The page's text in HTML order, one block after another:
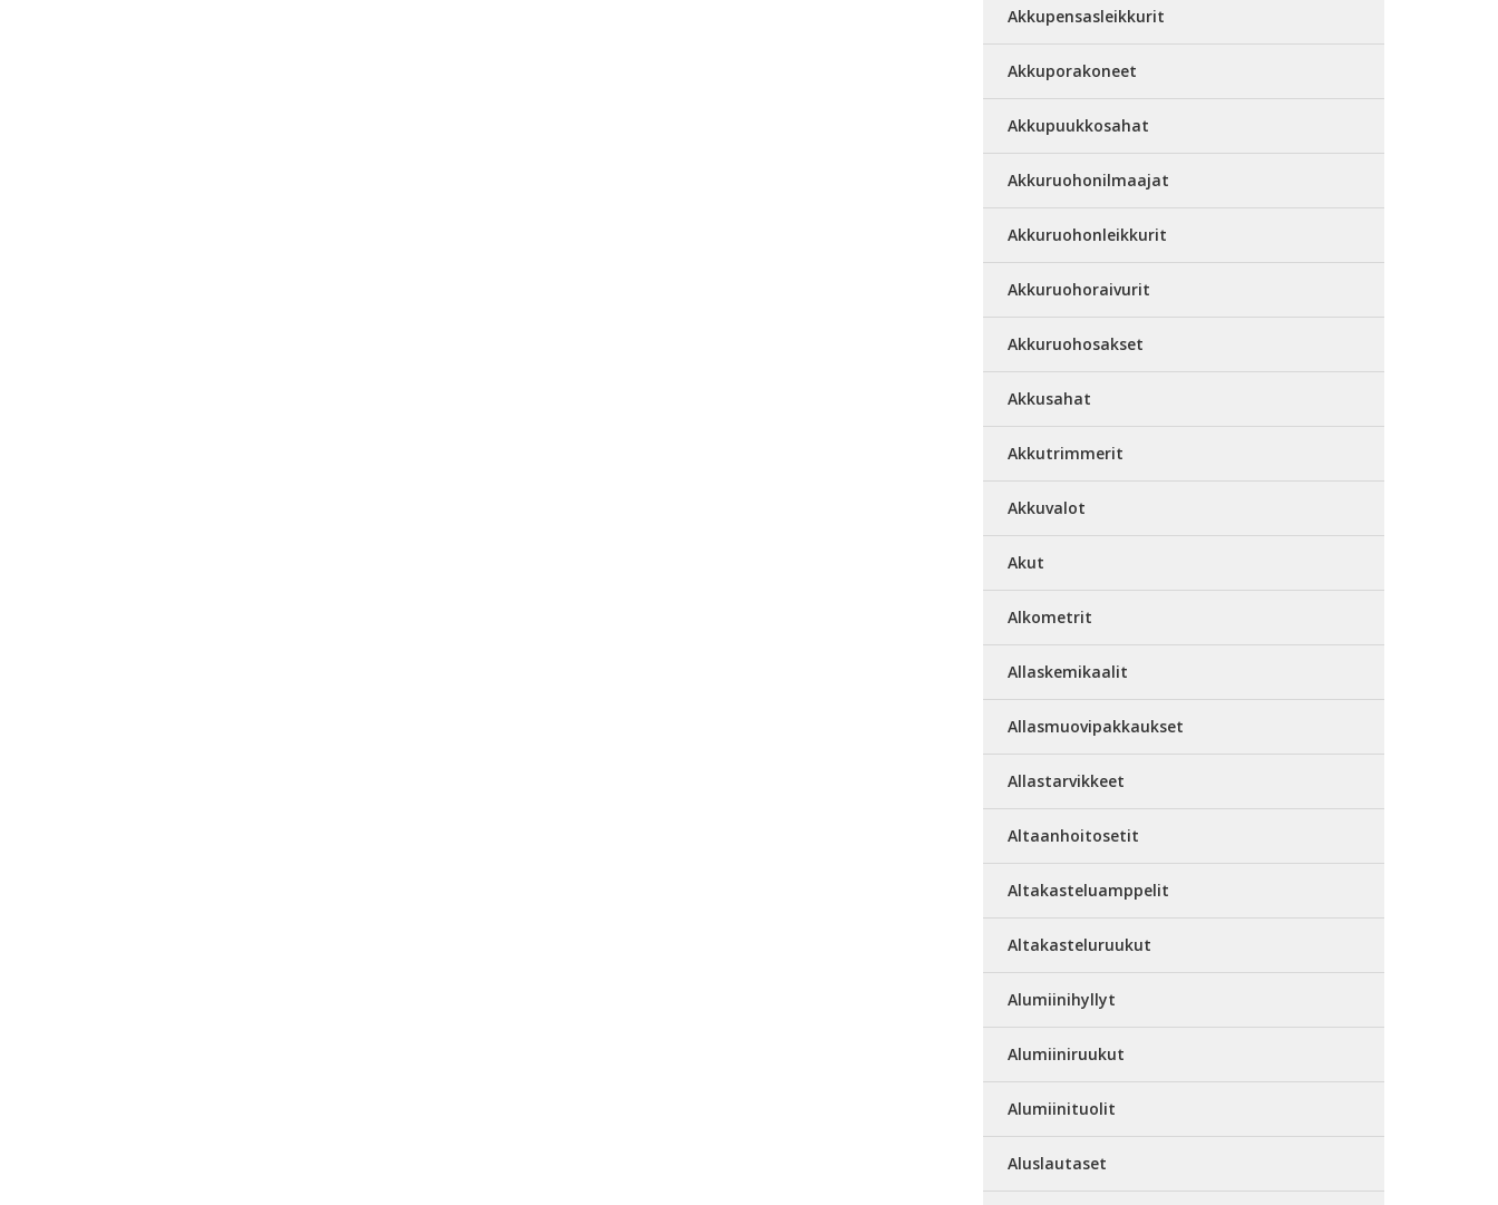
Akkupensasleikkurit
Akkuporakoneet
Akkupuukkosahat
Akkuruohonilmaajat
Akkuruohonleikkurit
Akkuruohoraivurit
Akkuruohosakset
Akkusahat
Akkutrimmerit
Akkuvalot
Akut
Alkometrit
Allaskemikaalit
Allasmuovipakkaukset
Allastarvikkeet
Altaanhoitosetit
Altakasteluamppelit
Altakasteluruukut
Alumiinihyllyt
Alumiiniruukut
Alumiinituolit
Aluslautaset